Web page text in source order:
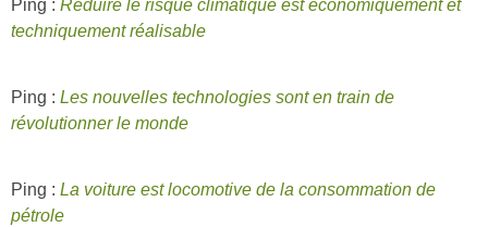
Ping : Réduire le risque climatique est économiquement et
techniquement réalisable
Ping : Les nouvelles technologies sont en train de
révolutionner le monde
Ping : La voiture est locomotive de la consommation de
pétrole